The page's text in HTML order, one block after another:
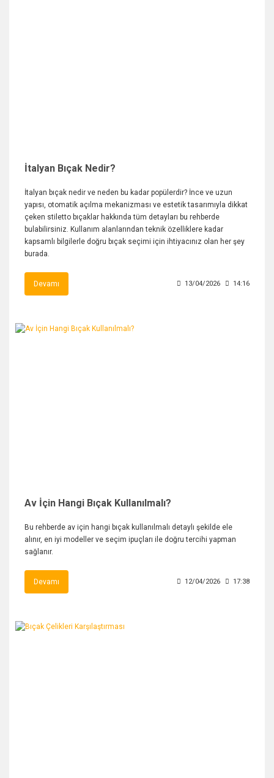
İtalyan Bıçak Nedir?
İtalyan bıçak nedir ve neden bu kadar popülerdir? İnce ve uzun
yapısı, otomatik açılma mekanizması ve estetik tasarımıyla dikkat
çeken stiletto bıçaklar hakkında tüm detayları bu rehberde
bulabilirsiniz. Kullanım alanlarından teknik özelliklere kadar
kapsamlı bilgilerle doğru bıçak seçimi için ihtiyacınız olan her şey
burada.
Devamı 13/04/2026 14:16
Av İçin Hangi Bıçak Kullanılmalı?
Bu rehberde av için hangi bıçak kullanılmalı detaylı şekilde ele
alınır, en iyi modeller ve seçim ipuçları ile doğru tercihi yapman
sağlanır.
Devamı 12/04/2026 17:38